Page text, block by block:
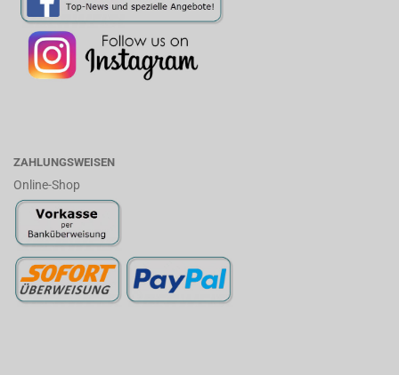
ZAHLUNGSWEISEN
Online-Shop